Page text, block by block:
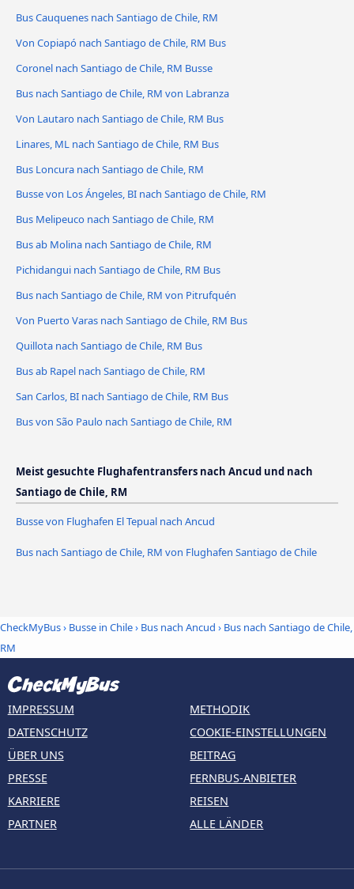
Bus Cauquenes nach Santiago de Chile, RM
Von Copiapó nach Santiago de Chile, RM Bus
Coronel nach Santiago de Chile, RM Busse
Bus nach Santiago de Chile, RM von Labranza
Von Lautaro nach Santiago de Chile, RM Bus
Linares, ML nach Santiago de Chile, RM Bus
Bus Loncura nach Santiago de Chile, RM
Busse von Los Ángeles, BI nach Santiago de Chile, RM
Bus Melipeuco nach Santiago de Chile, RM
Bus ab Molina nach Santiago de Chile, RM
Pichidangui nach Santiago de Chile, RM Bus
Bus nach Santiago de Chile, RM von Pitrufquén
Von Puerto Varas nach Santiago de Chile, RM Bus
Quillota nach Santiago de Chile, RM Bus
Bus ab Rapel nach Santiago de Chile, RM
San Carlos, BI nach Santiago de Chile, RM Bus
Bus von São Paulo nach Santiago de Chile, RM
Meist gesuchte Flughafentransfers nach Ancud und nach
Santiago de Chile, RM
Busse von Flughafen El Tepual nach Ancud
Bus nach Santiago de Chile, RM von Flughafen Santiago de Chile
CheckMyBus› Busse in Chile› Bus nach Ancud › Bus nach Santiago de Chile,
RM
IMPRESSUM
DATENSCHUTZ
ÜBER UNS
PRESSE
KARRIERE
PARTNER
METHODIK
COOKIE-EINSTELLUNGEN
BEITRAG
FERNBUS-ANBIETER
REISEN
ALLE LÄNDER